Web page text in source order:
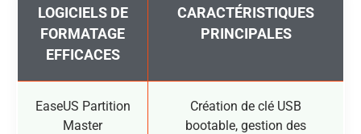
LOGICIELS DE
FORMATAGE
EFFICACES
CARACTÉRISTIQUES
PRINCIPALES
EaseUS Partition
Master
Création de clé USB
bootable, gestion des